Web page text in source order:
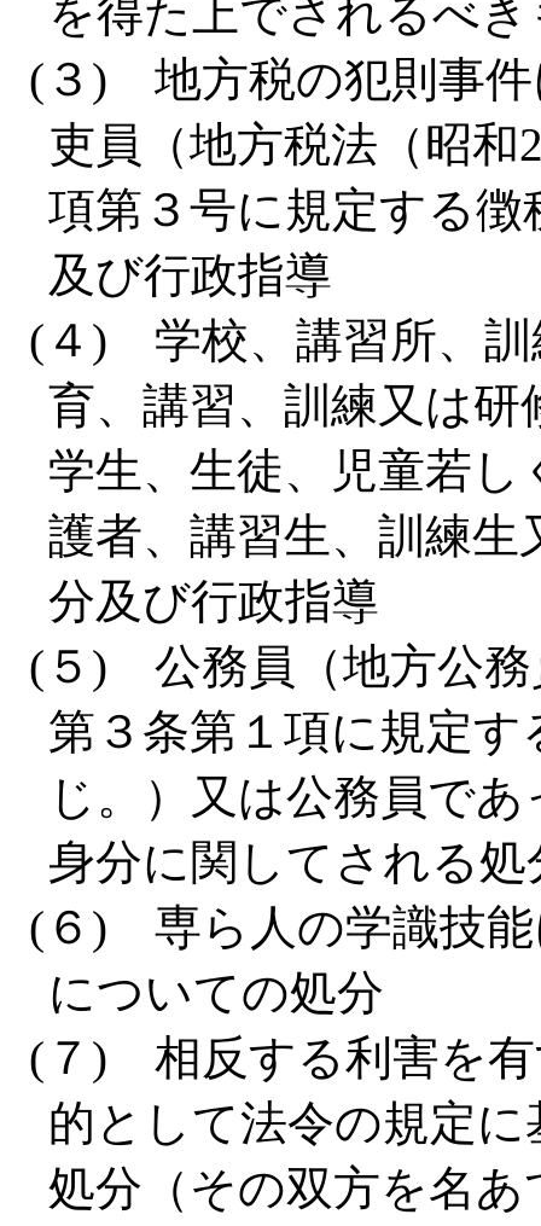
を得た上でされるべ
(３) 地方税の犯則事件
吏員（地方税法（昭和
項第３号に規定する
及び行政指導
(４) 学校、講習所、訓
育、講習、訓練又は
学生、生徒、児童若
護者、講習生、訓練
分及び行政指導
(５) 公務員（地方公務
第３条第１項に規定
じ。）又は公務員で
身分に関してされる
(６) 専ら人の学識技能
についての処分
(７) 相反する利害を有
的として法令の規定
処分（その双方を名